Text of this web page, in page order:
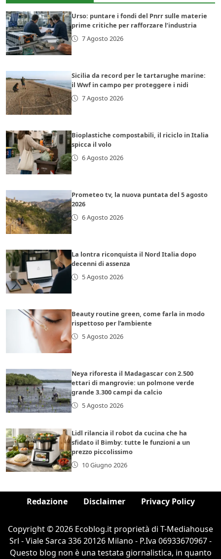
Urso: puntare i fondi del Pnrr sulle materie
prime critiche per rafforzare l’industria
7 Agosto 2026
Sicilia da record per le tartarughe marine:
il Wwf in campo per proteggere i nidi
7 Agosto 2026
Bioplastiche compostabili, il riciclo in Italia
spicca il volo
6 Agosto 2026
Prometeo tv, la nuova puntata del 5 agosto
2026
6 Agosto 2026
La lontra riconquista il Nord Italia dopo
decenni di assenza
5 Agosto 2026
Beauty routine green, come farla in modo
rispettoso per l’ambiente
5 Agosto 2026
Neya riforesta il Madagascar con 2.500
ettari di mangrovie: un polmone verde
grande 3.300 campi da calcio
5 Agosto 2026
Lidl rilancia il robot da cucina che ha
sfidato il Bimby: tutte le funzioni a un
prezzo piccolissimo
10 Giugno 2026
Redazione Disclaimer Privacy Policy
Copyright © 2026 Ecoblog.it proprietà di T-Mediahouse
Srl - Viale Sarca 336 20126 Milano - P.Iva 06933670967 -
Questo blog non è una testata giornalistica, in quanto